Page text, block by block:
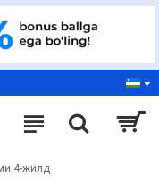
4-жилд